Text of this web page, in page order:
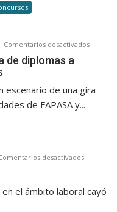
Comentarios desactivadosen
de diplomas a
escenario de una gira
de FAPASA y...
desactivadosen
el ámbito laboral cayó